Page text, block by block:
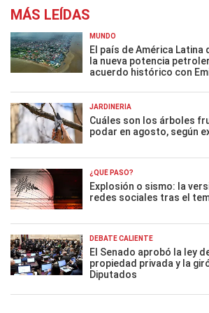
MÁS LEÍDAS
MUNDO
El país de América Latina
la nueva potencia
acuerdo histórico con
JARDINERÍA
Cuáles son los árboles
podar en agosto, según
¿QUÉ PASÓ?
Explosión o sismo: la
redes sociales tras el
DEBATE CALIENTE
El Senado aprobó la ley
propiedad privada y la
Diputados